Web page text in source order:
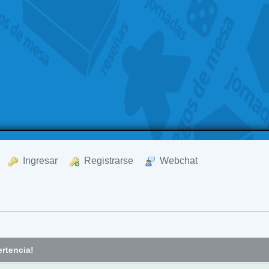
Ingresar Registrarse Webchat